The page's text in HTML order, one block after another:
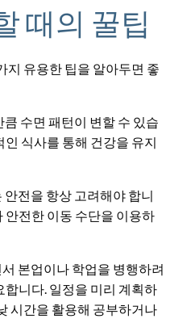
때의 꿀팁
지 유용한 팁을 알아두면 좋
큼 수면 패턴이 변할 수 있습
식사를 통해 건강을 유지
안전을 항상 고려해야 합니
안전한 이동 수단을 이용하
본업이나 학업을 병행하려
합니다. 일정을 미리 계획하
시간을 활용해 공부하거나